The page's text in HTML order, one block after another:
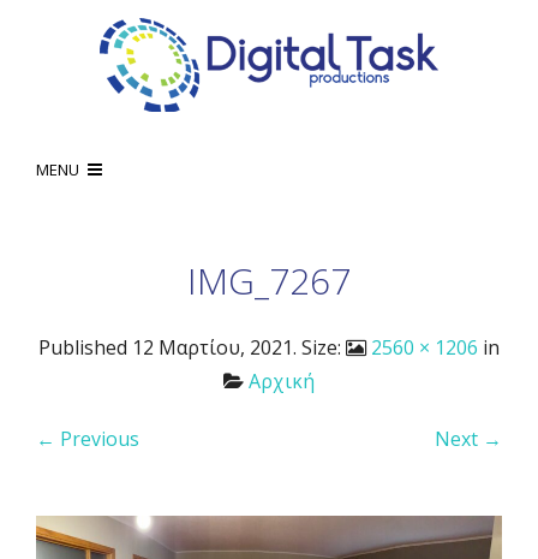
MENU
IMG_7267
Published 12 Μαρτίου, 2021. Size: 2560 × 1206 in
Αρχική
← Previous Next →